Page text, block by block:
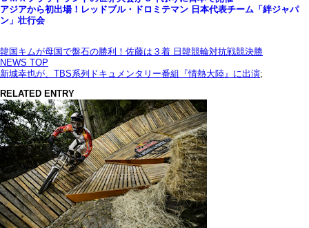
アジアから初出場！レッドブル・ドロミテマン 日本代表チーム「絆ジャパ
ン」壮行会
韓国キムが母国で盤石の勝利！佐藤は３着 日韓競輪対抗戦競決勝
NEWS TOP
新城幸也が、TBS系列ドキュメンタリー番組『情熱大陸』に出演;
RELATED ENTRY